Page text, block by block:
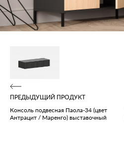
ПРЕДЫДУЩИЙ ПРОДУКТ
Консоль подвесная Паола‑34 (цвет
Антрацит / Маренго) выставочный